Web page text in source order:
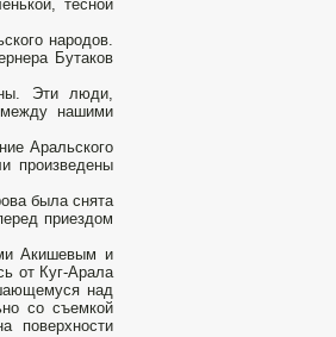
тесной
народов.
Бутаков
Эти люди,
между нашими
Аральского
произведены
была снята
приездом
Акишевым и
от Куг-Арала
над
со съемкой
поверхности